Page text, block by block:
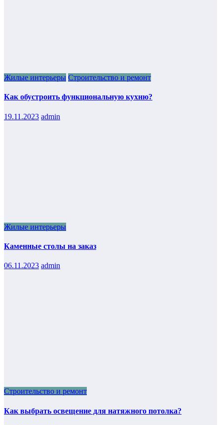
Жилые интерьеры Строительство и ремонт
Как обустроить функциональную кухню?
19.11.2023 admin
Жилые интерьеры
Каменные столы на заказ
06.11.2023 admin
Строительство и ремонт
Как выбрать освещение для натяжного потолка?